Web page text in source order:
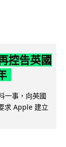
控告英國
一事，向英國
求 Apple 建立